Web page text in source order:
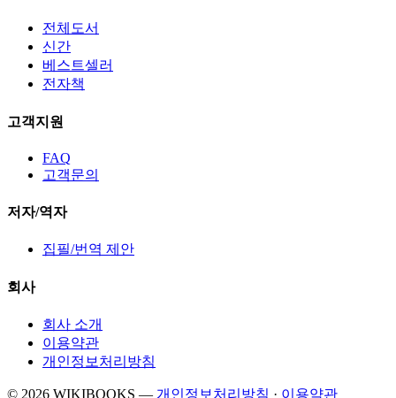
전체도서
신간
베스트셀러
전자책
고객지원
FAQ
고객문의
저자/역자
집필/번역 제안
회사
회사 소개
이용약관
개인정보처리방침
© 2026 WIKIBOOKS — 개인정보처리방침 · 이용약관